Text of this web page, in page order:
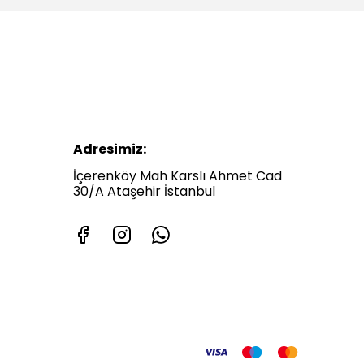
Adresimiz:
İçerenköy Mah Karslı Ahmet Cad
30/A Ataşehir İstanbul